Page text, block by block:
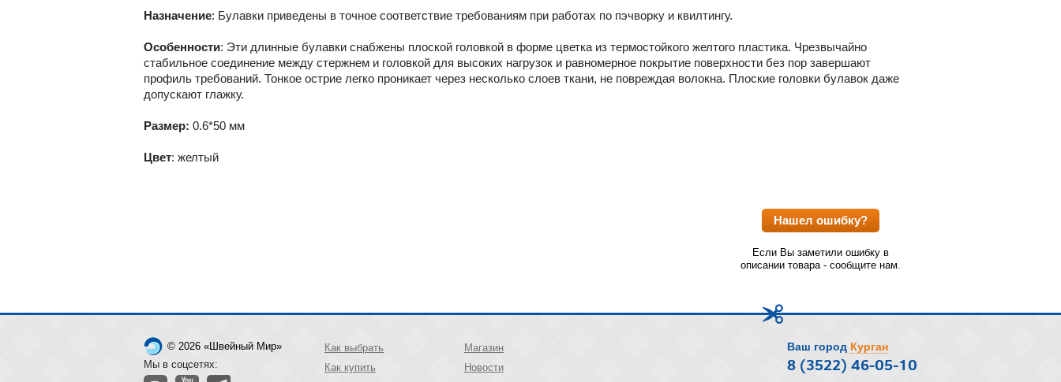
Назначение: Булавки приведены в точное соответствие требованиям при работах по пэчворку и квилтингу.
Особенности: Эти длинные булавки снабжены плоской головкой в форме цветка из термостойкого желтого пластика. Чрезвычайно
стабильное соединение между стержнем и головкой для высоких нагрузок и равномерное покрытие поверхности без пор завершают
профиль требований. Тонкое острие легко проникает через несколько слоев ткани, не повреждая волокна. Плоские головки булавок даже
допускают глажку.
Размер: 0.6*50 мм
Цвет: желтый
Нашел ошибку?
Если Вы заметили ошибку в
описании товара - сообщите нам.
© 2026 «Швейный Мир»
Мы в соцсетях:
Как выбрать
Как купить
Магазин
Новости
Ваш город Курган
8 (3522) 46-05-10